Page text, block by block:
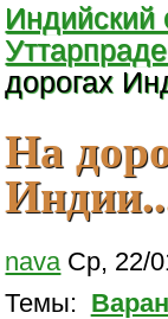
Индийский
дорогах
На
nava Ср, 22/
Темы: